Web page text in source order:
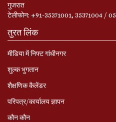
गुजरात
टेलीफोन: +91-35371001, 35371004 / 05
तुरत लिंक
मीडिया में निफ्ट गांधीनगर
शुल्क भुगतान
शैक्षणिक कैलेंडर
परिपत्र/कार्यालय ज्ञापन
कौन कौन